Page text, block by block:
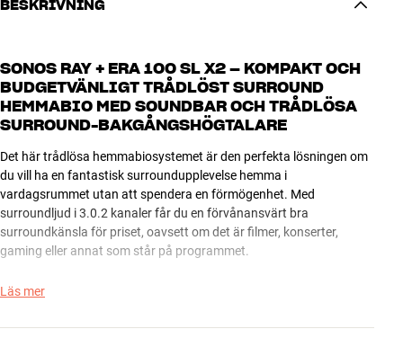
BESKRIVNING
SONOS RAY + ERA 100 SL X2 – KOMPAKT OCH
BUDGETVÄNLIGT TRÅDLÖST SURROUND
HEMMABIO MED SOUNDBAR OCH TRÅDLÖSA
SURROUND-BAKGÅNGSHÖGTALARE
Det här trådlösa hemmabiosystemet är den perfekta lösningen om
du vill ha en fantastisk surroundupplevelse hemma i
vardagsrummet utan att spendera en förmögenhet. Med
surroundljud i 3.0.2 kanaler får du en förvånansvärt bra
surroundkänsla för priset, oavsett om det är filmer, konserter,
gaming eller annat som står på programmet.
Sonos Ray är Sonos' mest kompakta soundbar och passar perfekt
till två trådlösa Sonos Era 100 SL som surround-
Läs mer